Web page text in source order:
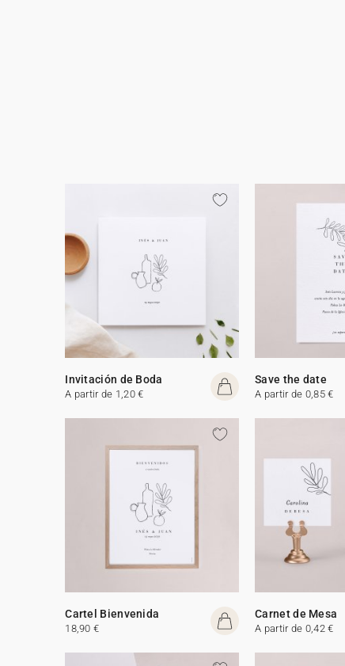
Invitación de Boda
A partir de 1,20 €
Save the date
A partir de 0,85 €
Cartel Bienvenida
18,90 €
Carnet de Mesa
A partir de 0,42 €